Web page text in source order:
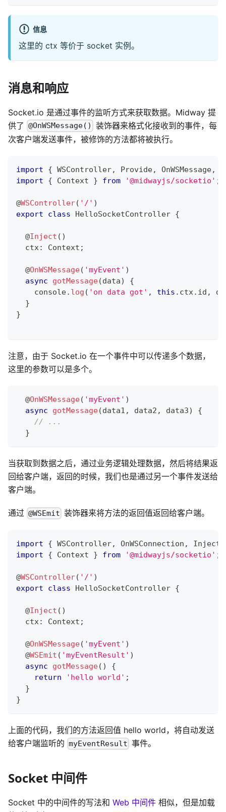
信息
这里的 ctx 等价于 socket 实例。
消息和响应
Socket.io 是通过事件的监听方式来获取数据。Midway 提
供了 @OnWSMessage()
装饰器来格式化接收到的事件，每
次客户端发送事件，被修饰的方法都将被执行。
import { WSController, Provide, OnWSMessage,
import
{ Context } from '@midwayjs/socketio' ;
@WSController( '/' )
export
class HelloSocketController {
@Inject ( )
  ctx
: Context ;
@OnWSMessage( 'myEvent' )
async
gotMessage(data)
{
console. log ( 'on data got' , this . ctx. id ,
}
}
注意，由于 Socket.io 在一个事件中可以传递多个数据，
这里的参数可以是多个。
@OnWSMessage( 'myEvent' )
async
gotMessage(data1 , data2 , data3)
{
// ...
}
当获取到数据之后，通过业务逻辑处理数据，然后将结果返
回给客户端，返回的时候，我们也是通过另一个事件发送给
客户端。
通过 @WSEmit 装饰器来将方法的返回值返回给客户端。
import { WSController, OnWSConnection , Inject
import
{ Context } from '@midwayjs/socketio' ;
@WSController( '/' )
export
class HelloSocketController {
@Inject ( )
  ctx
: Context ;
@OnWSMessage( 'myEvent' )
@WSEmit ( 'myEventResult' )
async
gotMessage( )
{
return
'hello world' ;
}
}
上面的代码，我们的方法返回值 hello world，将自动发送
给客户端监听的 myEventResult 事件。
Socket 中间件
Socket 中的中间件的写法和 Web 中间件 相似，但是加载